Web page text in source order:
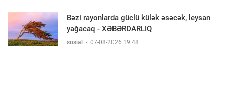
Bəzi rayonlarda güclü külək əsəcək, leysan
yağacaq - XƏBƏRDARLIQ
sosial - 07-08-2026 19:48